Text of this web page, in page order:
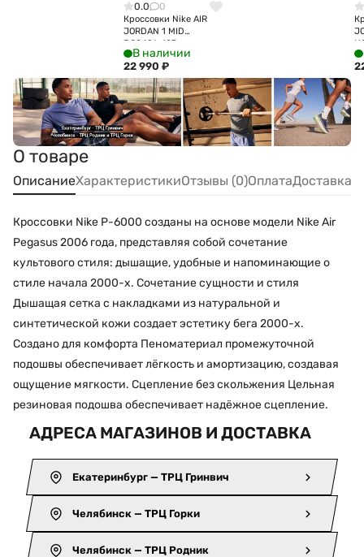
0.0 0
Кроссовки Nike AIR
JORDAN 1 MID
DQ8426-107
В наличии
22 990 ₽
О товаре
ОписаниеХарактеристикиОтзывы (0)ОплатаДоставка
Кроссовки Nike P-6000 созданы на основе модели Nike Air
Pegasus 2006 года, представляя собой сочетание
культового стиля: дышащие, удобные и напоминающие о
стиле начала 2000-х. Сочетание сущности и стиля
Дышащая сетка с накладками из натуральной и
синтетической кожи создает эстетику бега 2000-х.
Создано для комфорта Пеноматериал промежуточной
подошвы обеспечивает лёгкость и амортизацию, создавая
ощущение мягкости. Сцепление без скольжения Цельная
резиновая подошва обеспечивает надёжное сцепление.
АДРЕСА МАГАЗИНОВ И ДОСТАВКА
Екатеринбург — ТРЦ Гринвич
Челябинск — ТРЦ Горки
Челябинск — ТРЦ Родник